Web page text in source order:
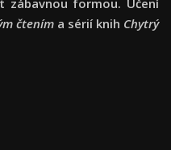
zábavnou formou. Učení
čtením a sérií knih Chytrý